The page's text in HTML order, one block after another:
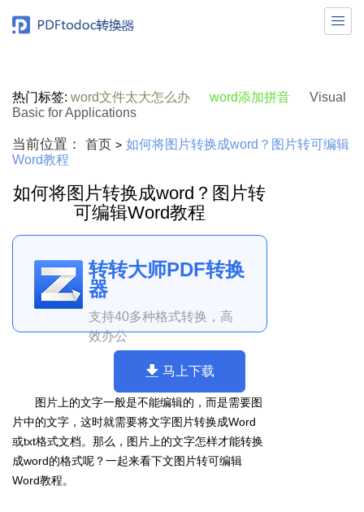

热门标签: word文件太大怎么办 word添加拼音
Visual
Basic for Applications
当前位置： 首页 > 如何将图片转换成word？图片转可编辑
Word教程
如何将图片转换成word？图片转
可编辑Word教程
转转大师PDF转换
器
支持40多种格式转换，高
效办公
马上下载
图片上的文字一般是不能编辑的，而是需要图
片中的文字，这时就需要将文字图片转换成Word
或txt格式文档。那么，图片上的文字怎样才能转换
成word的格式呢？一起来看下文图片转可编辑
Word教程。